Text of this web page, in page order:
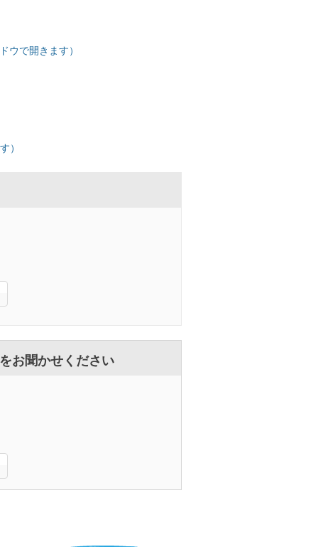
ウで開きます）
）
お聞かせください